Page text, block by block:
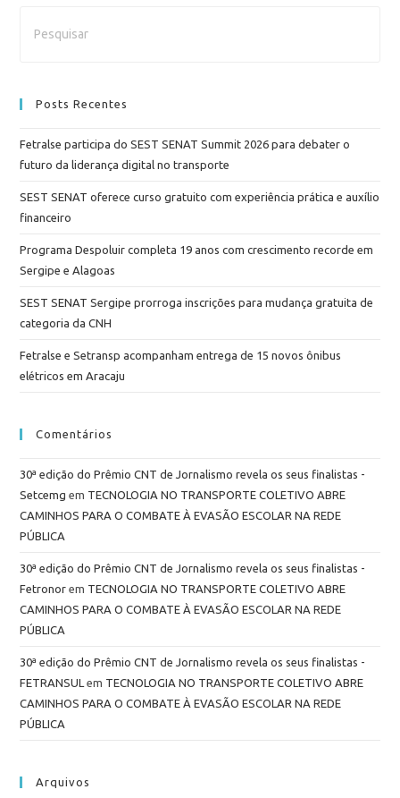
Posts Recentes
Fetralse participa do SEST SENAT Summit 2026 para debater o
futuro da liderança digital no transporte
SEST SENAT oferece curso gratuito com experiência prática e auxílio
financeiro
Programa Despoluir completa 19 anos com crescimento recorde em
Sergipe e Alagoas
SEST SENAT Sergipe prorroga inscrições para mudança gratuita de
categoria da CNH
Fetralse e Setransp acompanham entrega de 15 novos ônibus
elétricos em Aracaju
Comentários
30ª edição do Prêmio CNT de Jornalismo revela os seus finalistas -
Setcemg em TECNOLOGIA NO TRANSPORTE COLETIVO ABRE
CAMINHOS PARA O COMBATE À EVASÃO ESCOLAR NA REDE
PÚBLICA
30ª edição do Prêmio CNT de Jornalismo revela os seus finalistas -
Fetronor em TECNOLOGIA NO TRANSPORTE COLETIVO ABRE
CAMINHOS PARA O COMBATE À EVASÃO ESCOLAR NA REDE
PÚBLICA
30ª edição do Prêmio CNT de Jornalismo revela os seus finalistas -
FETRANSUL em TECNOLOGIA NO TRANSPORTE COLETIVO ABRE
CAMINHOS PARA O COMBATE À EVASÃO ESCOLAR NA REDE
PÚBLICA
Arquivos